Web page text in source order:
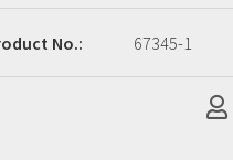
No.: 67345-1